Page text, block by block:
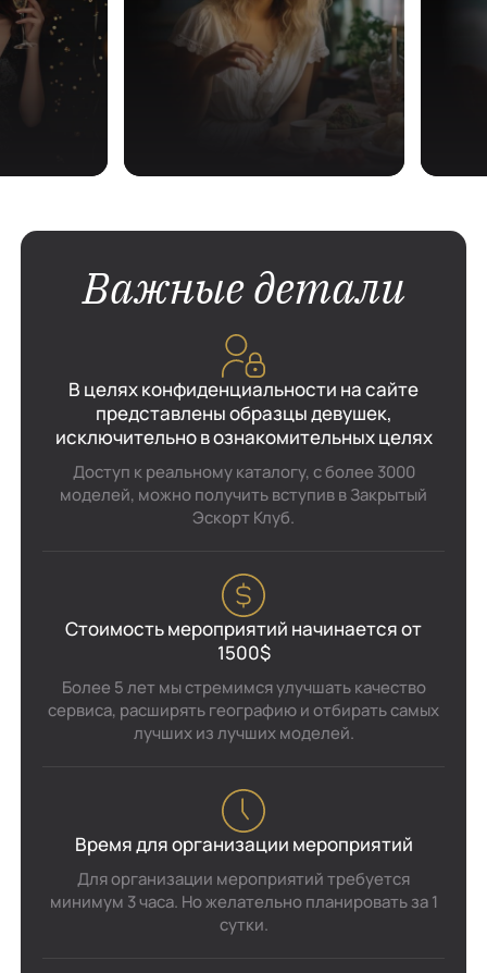
Важные детали
В целях конфиденциальности на сайте
представлены образцы девушек,
исключительно в ознакомительных целях
Доступ к реальному каталогу, с более 3000
моделей, можно получить вступив в Закрытый
Эскорт Клуб.
Стоимость мероприятий начинается от
1500$
Более 5 лет мы стремимся улучшать качество
сервиса, расширять географию и отбирать самых
лучших из лучших моделей.
Время для организации мероприятий
Для организации мероприятий требуется
минимум 3 часа. Но желательно планировать за 1
сутки.